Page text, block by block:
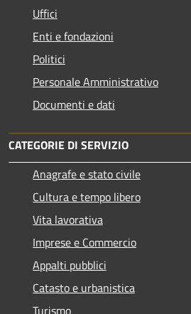
Uffici
Enti e fondazioni
Politici
Personale Amministrativo
Documenti e dati
CATEGORIE DI SERVIZIO
Anagrafe e stato civile
Cultura e tempo libero
Vita lavorativa
Imprese e Commercio
Appalti pubblici
Catasto e urbanistica
Turismo